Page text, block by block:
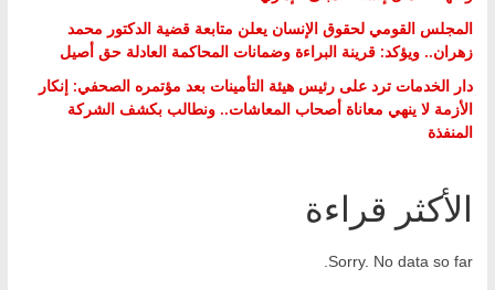
المجلس القومي لحقوق الإنسان يعلن متابعة قضية الدكتور محمد
زهران.. ويؤكد: قرينة البراءة وضمانات المحاكمة العادلة حق أصيل
دار الخدمات ترد على رئيس هيئة التأمينات بعد مؤتمره الصحفي: إنكار
الأزمة لا ينهي معاناة أصحاب المعاشات.. ونطالب بكشف الشركة
المنفذة
الأكثر قراءة
Sorry. No data so far.